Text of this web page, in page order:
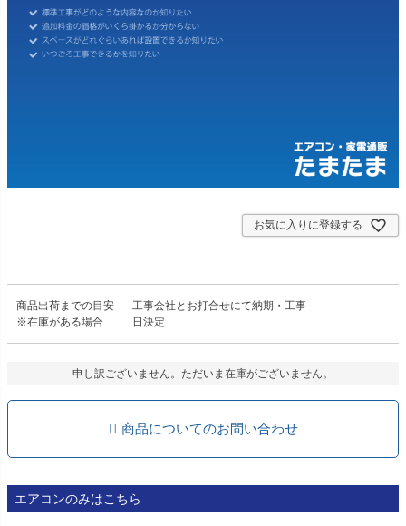
お気に入りに登録する
商品出荷までの目安
※在庫がある場合
工事会社とお打合せにて納期・工事
日決定
申し訳ございません。ただいま在庫がございません。
商品についてのお問い合わせ
エアコンのみはこちら